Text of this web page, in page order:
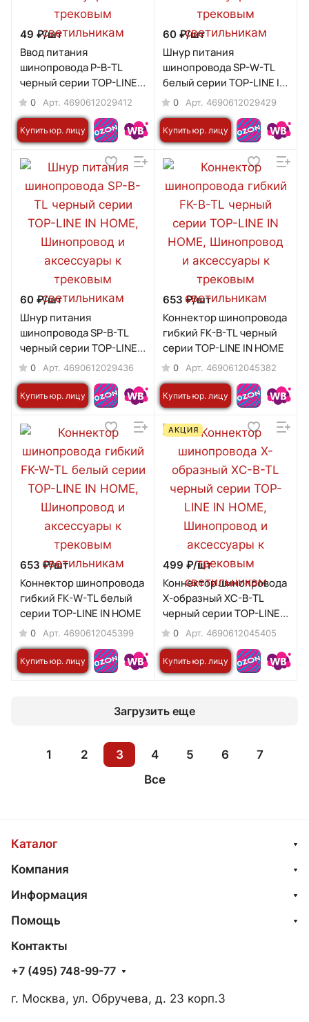
49 ₽/шт
Ввод питания
шинопровода P-B-TL
черный серии TOP-LINE
IN HOME
0 Арт. 4690612029412
Купить юр. лицу
60 ₽/шт
Шнур питания
шинопровода SP-W-TL
белый серии TOP-LINE IN
HOME
0 Арт. 4690612029429
Купить юр. лицу
60 ₽/шт
Шнур питания
шинопровода SP-B-TL
черный серии TOP-LINE
IN HOME
0 Арт. 4690612029436
Купить юр. лицу
653 ₽/шт
Коннектор шинопровода
гибкий FK-B-TL черный
серии TOP-LINE IN HOME
0 Арт. 4690612045382
Купить юр. лицу
653 ₽/шт
Коннектор шинопровода
гибкий FK-W-TL белый
серии TOP-LINE IN HOME
0 Арт. 4690612045399
Купить юр. лицу
АКЦИЯ
499 ₽/шт
Коннектор шинопровода
X-образный XC-B-TL
черный серии TOP-LINE
IN HOME
0 Арт. 4690612045405
Купить юр. лицу
Загрузить еще
1 2 3 4 5 6
7
Все
Каталог
Компания
Информация
Помощь
Контакты
+7 (495) 748-99-77
г. Москва, ул. Обручева, д. 23 корп.3